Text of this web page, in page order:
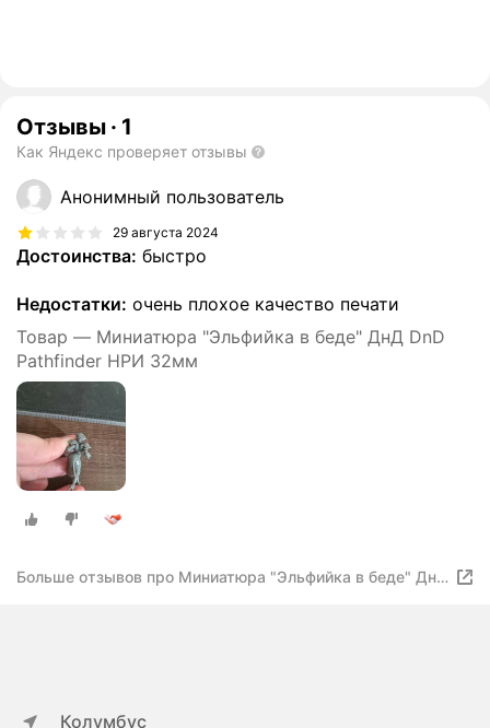
Отзывы · 1
Как Яндекс проверяет отзывы
Анонимный пользователь
29 августа 2024
Достоинства: быстро
Недостатки: очень плохое качество печати
Товар — Миниатюра "Эльфийка в беде" ДнД DnD
Pathfinder НРИ 32мм
Больше отзывов про Миниатюра "Эльфийка в беде" ДнД
Колумбус